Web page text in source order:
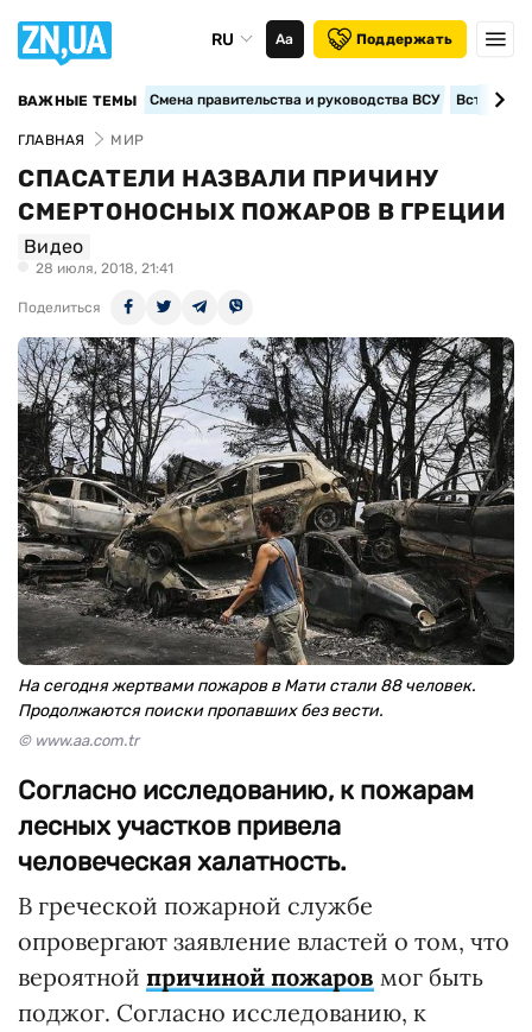
RU Аа Поддержать
ВАЖНЫЕ ТЕМЫ Смена правительства и руководства ВСУ
ГЛАВНАЯ МИР
СПАСАТЕЛИ НАЗВАЛИ ПРИЧИНУ
СМЕРТОНОСНЫХ ПОЖАРОВ В ГРЕЦИИ
Видео
28 июля, 2018, 21:41
Поделиться
На сегодня жертвами пожаров в Мати стали 88 человек.
Продолжаются поиски пропавших без вести.
© www.aa.com.tr
Согласно исследованию, к пожарам
лесных участков привела
человеческая халатность.
В греческой пожарной службе
опровергают заявление властей о том, что
вероятной причиной пожаров мог быть
поджог. Согласно исследованию, к